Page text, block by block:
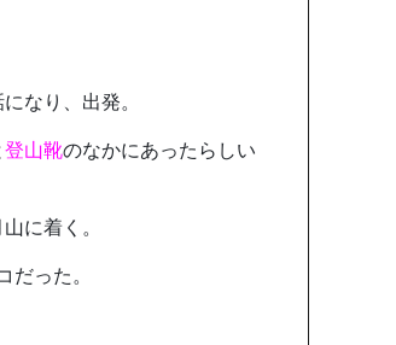
なり、出発。
登山靴のなかにあったらしい
に着く。
った。